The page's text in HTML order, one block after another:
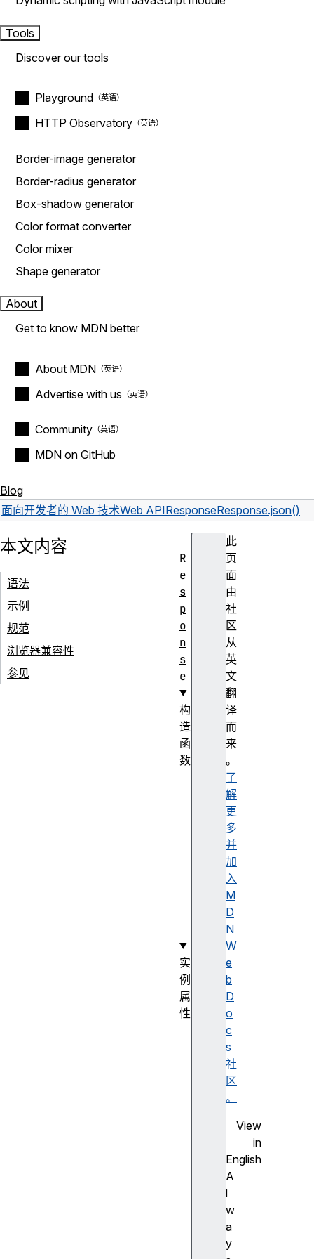
Tools
Discover our tools
Playground
HTTP Observatory
Border-image generator
Border-radius generator
Box-shadow generator
Color format converter
Color mixer
Shape generator
About
Get to know MDN better
About MDN
Advertise with us
Community
MDN on GitHub
Blog
面向开发者的 Web 技术Web APIResponseResponse.json()
此
页
面
由
社
区
从
英
文
翻
译
而
来
。
了
解
更
多
并
加
入
M
D
N
W
e
b
D
o
c
s
社
区
。
View
in
English
A
l
w
a
y
本文内容
语法
示例
规范
浏览器兼容性
参见
R
e
s
p
o
n
s
e
构
造
函
数
实
例
属
性